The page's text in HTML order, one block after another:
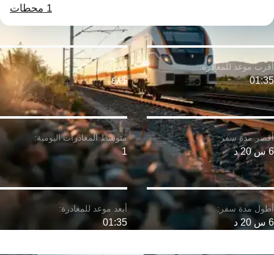
1 محطات
6 س 20 د
01:35
6 س 20 د
$٤٨
1
01:35